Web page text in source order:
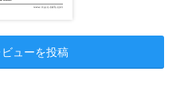
ューを投稿